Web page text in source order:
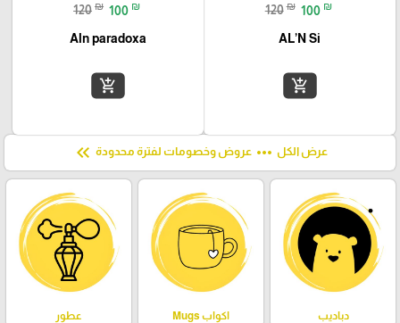
120 ₪ 100 ₪
AL’N Si
add_shopping_cart
120 ₪ 100 ₪
Aln paradoxa
add_shopping_cart
عرض الكل more_horiz عروض وخصومات لفترة محدودة keyboard_double_arrow_left
دباديب اكواب Mugs عطور